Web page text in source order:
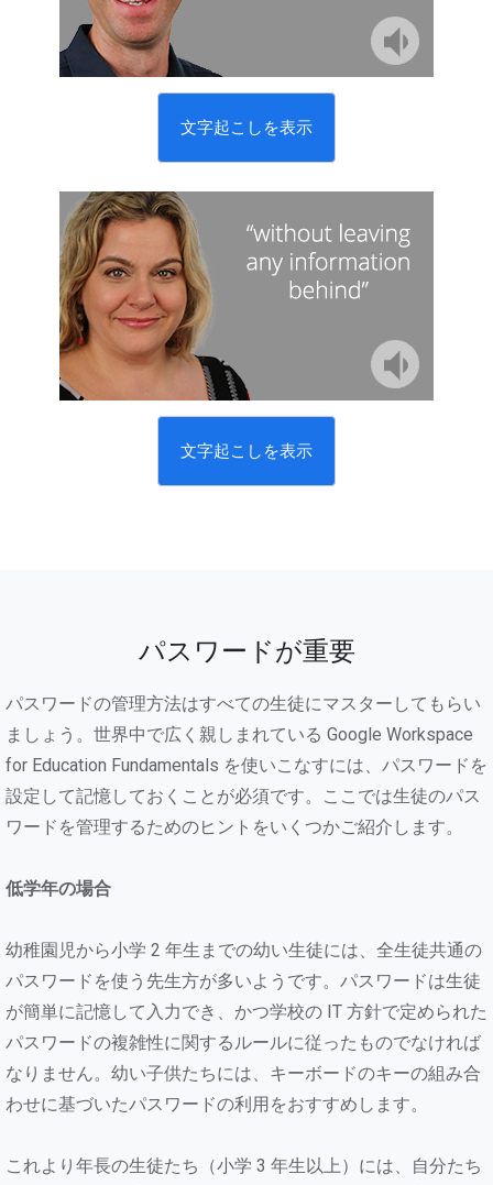
文字起こしを表示
文字起こしを表示
パスワードが重要
パスワードの管理方法はすべての生徒にマスターしてもらい
ましょう。世界中で広く親しまれている Google Workspace
for Education Fundamentals を使いこなすには、パスワードを
設定して記憶しておくことが必須です。ここでは生徒のパス
ワードを管理するためのヒントをいくつかご紹介します。
低学年の場合
幼稚園児から小学 2 年生までの幼い生徒には、全生徒共通の
パスワードを使う先生方が多いようです。パスワードは生徒
が簡単に記憶して入力でき、かつ学校の IT 方針で定められた
パスワードの複雑性に関するルールに従ったものでなければ
なりません。幼い子供たちには、キーボードのキーの組み合
わせに基づいたパスワードの利用をおすすめします。
これより年長の生徒たち（小学 3 年生以上）には、自分たち